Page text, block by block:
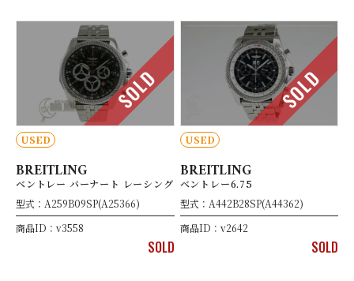
SOLD
USED
BREITLING
ベントレー バーナート レーシング
型式：A259B09SP(A25366)
商品ID：v3558
SOLD
SOLD
USED
BREITLING
ベントレー6.75
型式：A442B28SP(A44362)
商品ID：v2642
SOLD